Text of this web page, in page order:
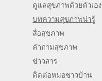
ดูแลสุขภาพด้วยตัวเอง
บทความสุขภาพน่ารู้
สื่อสุขภาพ
คำถามสุขภาพ
ข่าวสาร
ติดต่อหมอชาวบ้าน